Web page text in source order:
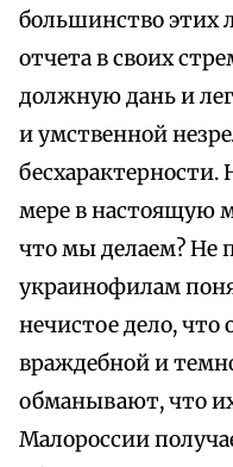
большинство этих
отчета в своих
должную дань и
и умственной
бесхарактерности.
мере в настоящую
что мы делаем? Не
украинофилам
нечистое дело,
враждебной и
обманывают, что
Малороссии